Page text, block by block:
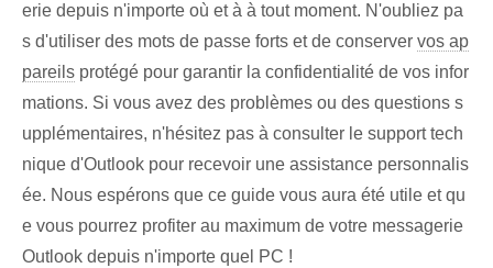
erie depuis ⁤n'importe où ⁤et ⁢à à tout moment. N'oubliez pa
s d'utiliser des mots de passe forts et de conserver vos ap
pareils protégé pour garantir la confidentialité de vos infor
mations. Si vous avez des problèmes ou des questions s
upplémentaires, n'hésitez pas à consulter le support tech
nique d'Outlook pour recevoir une assistance personnalis
ée. Nous espérons que ce guide vous aura été utile et qu
e vous pourrez profiter au maximum de votre messagerie
Outlook depuis n'importe quel PC !